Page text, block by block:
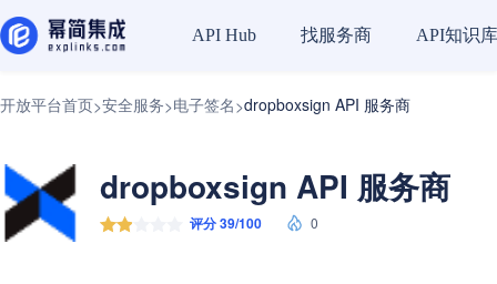
API Hub 找服务商 API知识库
开放平台首页>安全服务>电子签名>dropboxsign API 服务商
dropboxsign API 服务商
评分 39/100 0